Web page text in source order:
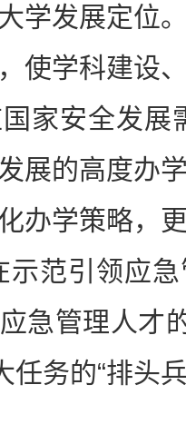
学发展定位
使学科建设
家安全发展
展的高度办
办学策略，
示范引领应
急管理人才
任务的“排头